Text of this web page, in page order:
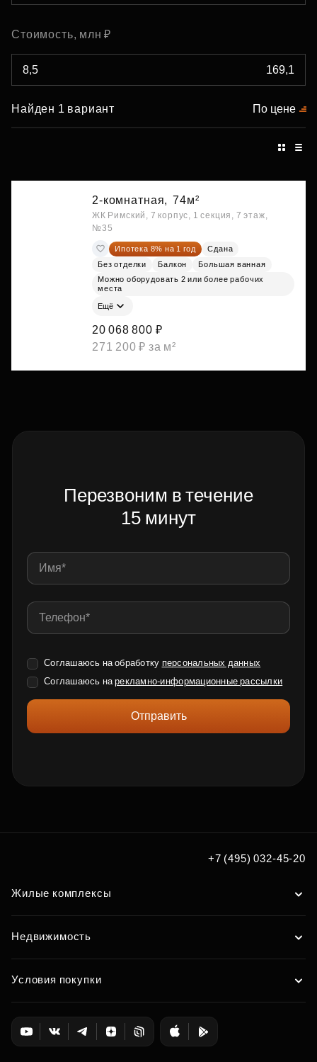
Стоимость, млн ₽
Найден 1 вариант По цене
2-комнатная, 74м²
ЖК Римский, 7 корпус, 1 секция, 7 этаж,
№35
Ипотека 8% на 1 год
Сдана
Без отделки
Балкон
Большая ванная
Можно оборудовать 2 или более рабочих
места
Ещё
20 068 800 ₽
271 200 ₽ за м²
Перезвоним в течение
15 минут
Соглашаюсь на обработку персональных данных
Соглашаюсь нарекламно-информационные рассылки
Отправить
+7 (495) 032-45-20
Жилые комплексы
Недвижимость
Условия покупки